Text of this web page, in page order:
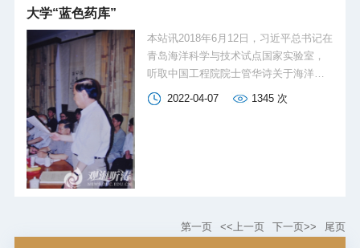
障。因此，实施“透明海洋”计划是追赶乃
至引领世界海洋科技发展的重大战略任
务。2014年6月，“东方红2”船在南海布放
潜标。2020年8月，“东方红3”船在全球最
大学“蓝色药库”
本站讯2018年6月12日，习近平总书记在
青岛海洋科学与技术试点国家实验室，
听取中国工程院院士管华诗关于海洋药
物研发情况的介绍。总书记指出，海洋
经济、海洋科技将来是一个重要主攻方
藻酸双酯钠（PSS）。自此，中国海洋
2022-04-07 1345次
第一页 <<上一页 下一页>> 尾页